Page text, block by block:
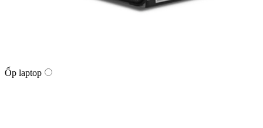
Ốp laptop